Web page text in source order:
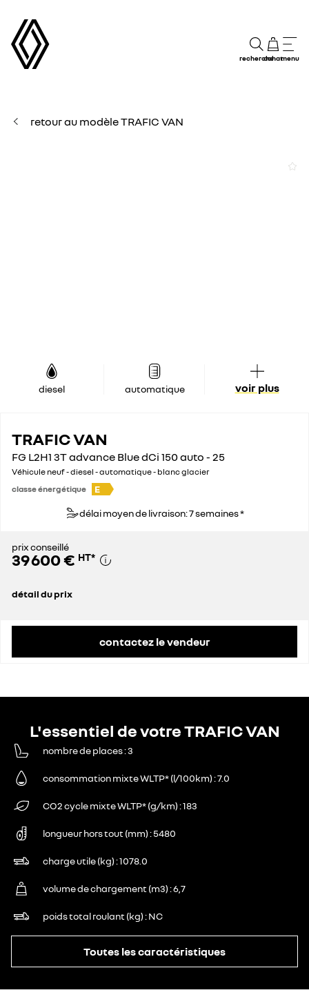
rechercheachatmenu
retour au modèle TRAFIC VAN
diesel automatique voir plus
TRAFIC VAN
FG L2H1 3T advance Blue dCi 150 auto - 25
Véhicule neuf - diesel - automatique - blanc glacier
classe énergétique
E
délai moyen de livraison: 7 semaines *
prix conseillé
39 600 € HT*
détail du prix
contactez le vendeur
L'essentiel de votre TRAFIC VAN
nombre de places 3
consommation mixte WLTP* (l/100km) 7.0
CO2 cycle mixte WLTP* (g/km) 183
longueur hors tout (mm) 5480
charge utile (kg) 1078.0
volume de chargement (m3) 6,7
poids total roulant (kg) NC
Toutes les caractéristiques